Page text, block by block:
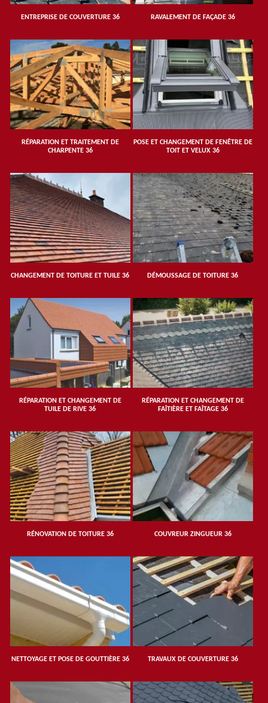
ENTREPRISE DE COUVERTURE 36 RAVALEMENT DE FAÇADE 36
RÉPARATION ET TRAITEMENT DE
CHARPENTE 36
POSE ET CHANGEMENT DE FENÊTRE DE
TOIT ET VELUX 36
CHANGEMENT DE TOITURE ET TUILE 36 DÉMOUSSAGE DE TOITURE 36
RÉPARATION ET CHANGEMENT DE
TUILE DE RIVE 36
RÉPARATION ET CHANGEMENT DE
FAÎTIÈRE ET FAÎTAGE 36
RÉNOVATION DE TOITURE 36 COUVREUR ZINGUEUR 36
NETTOYAGE ET POSE DE GOUTTIÈRE 36 TRAVAUX DE COUVERTURE 36